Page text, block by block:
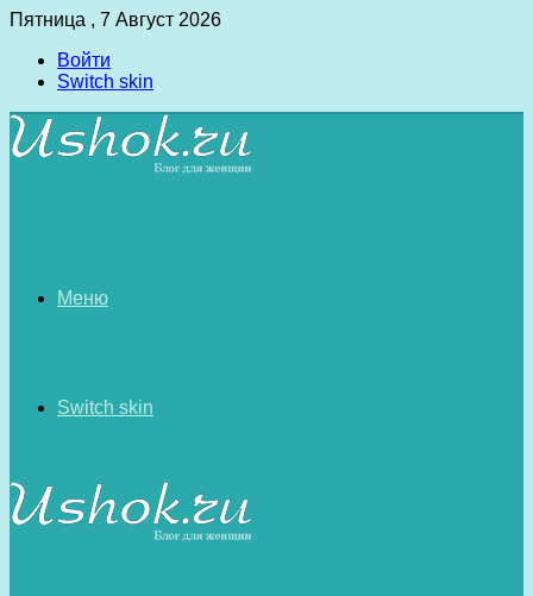
Пятница , 7 Август 2026
Войти
Switch skin
Меню
Switch skin